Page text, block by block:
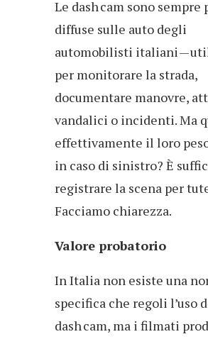
Le dash cam sono sempre
diffuse sulle auto degli
automobilisti italiani —
per monitorare la strada,
documentare manovre,
vandalici o incidenti. Ma
effettivamente il loro
in caso di sinistro? È
registrare la scena per
Facciamo chiarezza.
Valore probatorio
In Italia non esiste una
specifica che regoli l’uso
dash cam, ma i filmati